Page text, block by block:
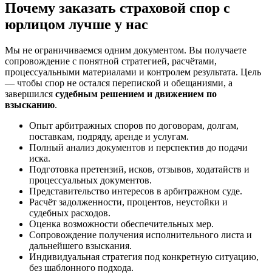
Почему заказать страховой спор с
юрлицом лучше у нас
Мы не ограничиваемся одним документом. Вы получаете
сопровождение с понятной стратегией, расчётами,
процессуальными материалами и контролем результата. Цель
— чтобы спор не остался перепиской и обещаниями, а
завершился судебным решением и движением по
взысканию.
Опыт арбитражных споров по договорам, долгам,
поставкам, подряду, аренде и услугам.
Полный анализ документов и перспектив до подачи
иска.
Подготовка претензий, исков, отзывов, ходатайств и
процессуальных документов.
Представительство интересов в арбитражном суде.
Расчёт задолженности, процентов, неустойки и
судебных расходов.
Оценка возможности обеспечительных мер.
Сопровождение получения исполнительного листа и
дальнейшего взыскания.
Индивидуальная стратегия под конкретную ситуацию,
без шаблонного подхода.